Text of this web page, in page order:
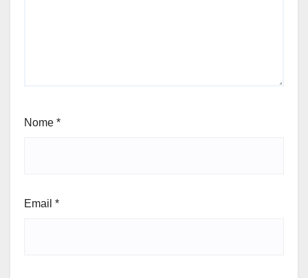
Nome *
Email *